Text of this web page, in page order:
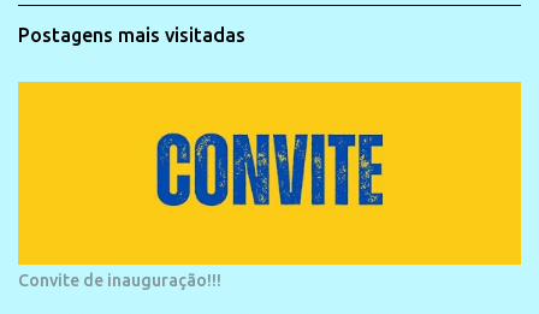
Postagens mais visitadas
Convite de inauguração!!!